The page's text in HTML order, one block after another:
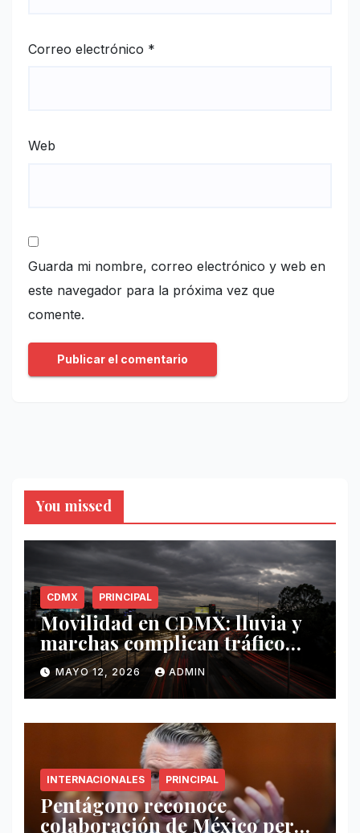
Correo electrónico *
Web
Guarda mi nombre, correo electrónico y web en
este navegador para la próxima vez que
comente.
You missed
CDMX PRINCIPAL
Movilidad en CDMX: lluvia y
marchas complican tráfico
este 12 de mayo
MAYO 12, 2026 ADMIN
INTERNACIONALES PRINCIPAL
Pentágono reconoce
colaboración de México pero